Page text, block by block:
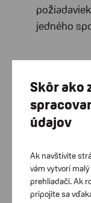
jedného
Právo
Z.z. Zákon
tovaru
zmluvy
Skôr ako
údajov
Ak navštívite
vám vytvorí
prehliadači. Ak
pripojíte sa